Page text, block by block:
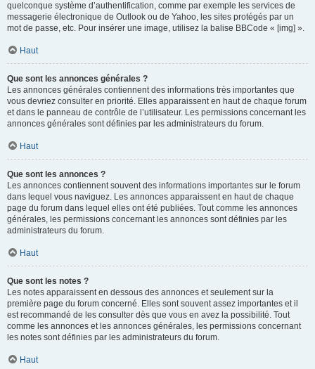
quelconque système d’authentification, comme par exemple les services de
messagerie électronique de Outlook ou de Yahoo, les sites protégés par un
mot de passe, etc. Pour insérer une image, utilisez la balise BBCode « [img] ».
Haut
Que sont les annonces générales ?
Les annonces générales contiennent des informations très importantes que
vous devriez consulter en priorité. Elles apparaissent en haut de chaque forum
et dans le panneau de contrôle de l’utilisateur. Les permissions concernant les
annonces générales sont définies par les administrateurs du forum.
Haut
Que sont les annonces ?
Les annonces contiennent souvent des informations importantes sur le forum
dans lequel vous naviguez. Les annonces apparaissent en haut de chaque
page du forum dans lequel elles ont été publiées. Tout comme les annonces
générales, les permissions concernant les annonces sont définies par les
administrateurs du forum.
Haut
Que sont les notes ?
Les notes apparaissent en dessous des annonces et seulement sur la
première page du forum concerné. Elles sont souvent assez importantes et il
est recommandé de les consulter dès que vous en avez la possibilité. Tout
comme les annonces et les annonces générales, les permissions concernant
les notes sont définies par les administrateurs du forum.
Haut